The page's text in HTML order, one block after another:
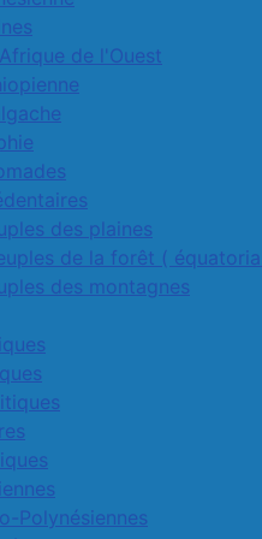
de l'Ouest
des plaines
de la forêt (
des montagnes
Polynésiennes